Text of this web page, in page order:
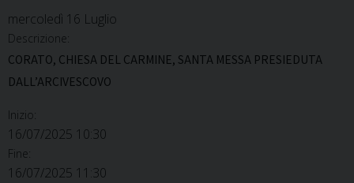
mercoledì 16 Luglio
Descrizione:
CORATO, CHIESA DEL CARMINE, SANTA MESSA PRESIEDUTA
DALL’ARCIVESCOVO
Inizio:
16/07/2025 10:30
Fine:
16/07/2025 11:30